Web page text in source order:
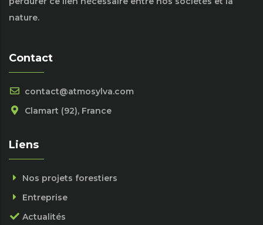
nature.
Contact
contact@atmosylva.com
Clamart (92), France
Liens
Nos projets forestiers
Entreprise
Actualités